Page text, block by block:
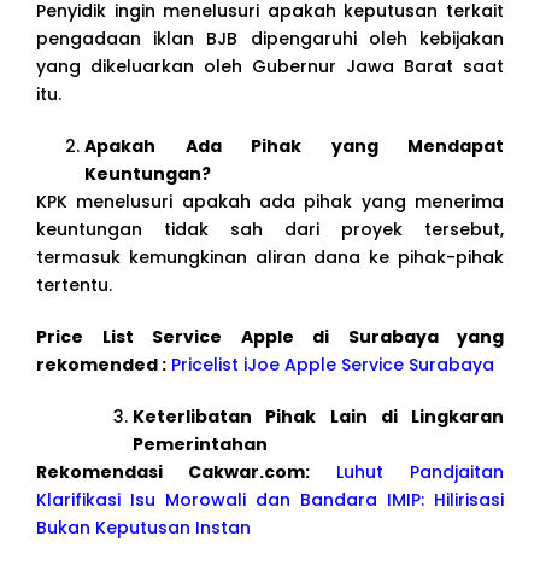
Penyidik ingin menelusuri apakah keputusan terkait
pengadaan iklan BJB dipengaruhi oleh kebijakan
yang dikeluarkan oleh Gubernur Jawa Barat saat
itu.
Apakah Ada Pihak yang Mendapat
Keuntungan?
KPK menelusuri apakah ada pihak yang menerima
keuntungan tidak sah dari proyek tersebut,
termasuk kemungkinan aliran dana ke pihak-pihak
tertentu.
Price List Service Apple di Surabaya yang
rekomended : Pricelist iJoe Apple Service Surabaya
Keterlibatan Pihak Lain di Lingkaran
Pemerintahan
Rekomendasi Cakwar.com: Luhut Pandjaitan
Klarifikasi Isu Morowali dan Bandara IMIP: Hilirisasi
Bukan Keputusan Instan